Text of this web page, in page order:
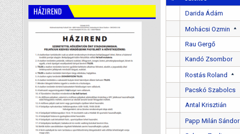
Darida Ádám
Mohácsi Ozmin
Rau Gergő
Kandó Zsombor
Rostás Roland
Pacskó Szabolcs
Antal Krisztián
Papp Milán Sándor
HÁZIREND